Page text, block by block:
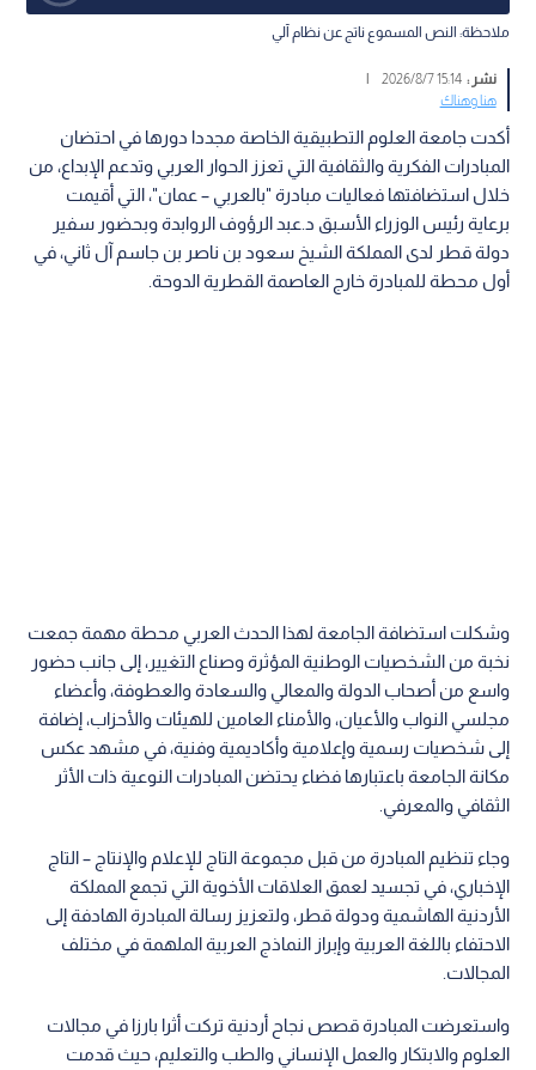
ملاحظة: النص المسموع ناتج عن نظام آلي
نشر :15:14 2026/8/7
|
هنا وهناك
أكدت جامعة العلوم التطبيقية الخاصة مجددا دورها في احتضان
المبادرات الفكرية والثقافية التي تعزز الحوار العربي وتدعم الإبداع، من
خلال استضافتها فعاليات مبادرة "بالعربي – عمان"، التي أقيمت
برعاية رئيس الوزراء الأسبق د.عبد الرؤوف الروابدة وبحضور سفير
دولة قطر لدى المملكة الشيخ سعود بن ناصر بن جاسم آل ثاني، في
أول محطة للمبادرة خارج العاصمة القطرية الدوحة.
وشكلت استضافة الجامعة لهذا الحدث العربي محطة مهمة جمعت
نخبة من الشخصيات الوطنية المؤثرة وصناع التغيير، إلى جانب حضور
واسع من أصحاب الدولة والمعالي والسعادة والعطوفة، وأعضاء
مجلسي النواب والأعيان، والأمناء العامين للهيئات والأحزاب، إضافة
إلى شخصيات رسمية وإعلامية وأكاديمية وفنية، في مشهد عكس
مكانة الجامعة باعتبارها فضاء يحتضن المبادرات النوعية ذات الأثر
الثقافي والمعرفي.
وجاء تنظيم المبادرة من قبل مجموعة التاج للإعلام والإنتاج – التاج
الإخباري، في تجسيد لعمق العلاقات الأخوية التي تجمع المملكة
الأردنية الهاشمية ودولة قطر، ولتعزيز رسالة المبادرة الهادفة إلى
الاحتفاء باللغة العربية وإبراز النماذج العربية الملهمة في مختلف
المجالات.
واستعرضت المبادرة قصص نجاح أردنية تركت أثرا بارزا في مجالات
العلوم والابتكار والعمل الإنساني والطب والتعليم، حيث قدمت